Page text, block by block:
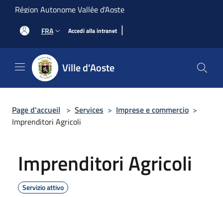
Salta al contenuto principale
Région Autonome Vallée d'Aoste
FRA Accedi alla intranet |
Ville d'Aoste
Page d'accueil > Services > Imprese e commercio >
Imprenditori Agricoli
Imprenditori Agricoli
Servizio attivo